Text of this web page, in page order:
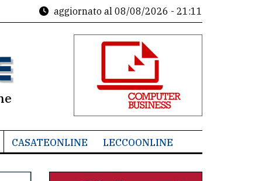
aggiornato al 08/08/2026 - 21:11
CASATEONLINE LECCOONLINE